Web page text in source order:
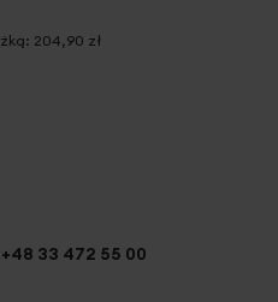
204,90 zł
+48 33 472 55 00